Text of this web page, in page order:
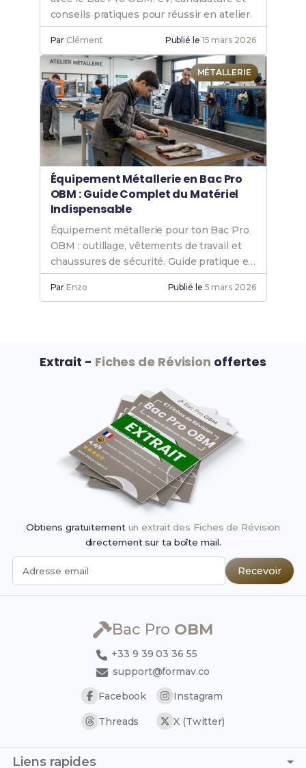
conseils pratiques pour réussir en atelier.
Par Clément Publié le 15 mars 2026
MÉTALLERIE
Équipement Métallerie en Bac Pro
OBM : Guide Complet du Matériel
Indispensable
Équipement métallerie pour ton Bac Pro
OBM : outillage, vêtements de travail et
chaussures de sécurité. Guide pratique et
budget maîtrisé.
Par Enzo Publié le 5 mars 2026
Extrait - Fiches de Révision offertes
Obtiens gratuitement un extrait des Fiches de Révision
directement sur ta boîte mail.
Adresse email Recevoir
Bac Pro OBM
+33 9 39 03 36 55
support@formav.co
Facebook
Instagram
Threads X (Twitter)
Liens rapides